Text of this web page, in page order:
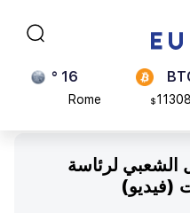
23 °
Madrid
لرئاسة
(فيديو)